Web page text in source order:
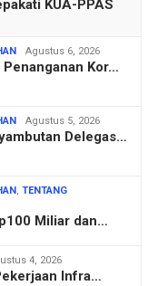
KUA-PPAS
Agustus 6, 2026
Kor…
Agustus 5, 2026
Delegas…
, TENTANG
Miliar dan…
4, 2026
Infra…